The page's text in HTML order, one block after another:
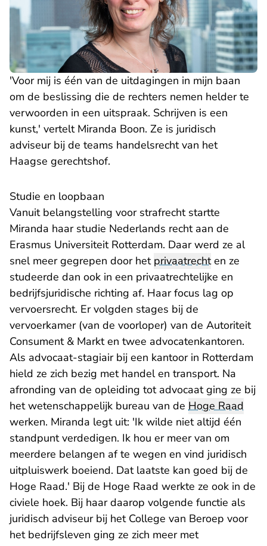
'Voor mij is één van de uitdagingen in mijn baan
om de beslissing die de rechters nemen helder te
verwoorden in een uitspraak. Schrijven is een
kunst,' vertelt Miranda Boon. Ze is juridisch
adviseur bij de teams handelsrecht van het
Haagse gerechtshof.
Studie en loopbaan
Vanuit belangstelling voor strafrecht startte
Miranda haar studie Nederlands recht aan de
Erasmus Universiteit Rotterdam. Daar werd ze al
snel meer gegrepen door het privaatrechten ze
studeerde dan ook in een privaatrechtelijke en
bedrijfsjuridische richting af. Haar focus lag op
vervoersrecht. Er volgden stages bij de
vervoerkamer (van de voorloper) van de Autoriteit
Consument & Markt en twee advocatenkantoren.
Als advocaat-stagiair bij een kantoor in Rotterdam
hield ze zich bezig met handel en transport. Na
afronding van de opleiding tot advocaat ging ze bij
het wetenschappelijk bureau van de Hoge Raad
werken. Miranda legt uit: 'Ik wilde niet altijd één
standpunt verdedigen. Ik hou er meer van om
meerdere belangen af te wegen en vind juridisch
uitpluiswerk boeiend. Dat laatste kan goed bij de
Hoge Raad.' Bij de Hoge Raad werkte ze ook in de
civiele hoek. Bij haar daarop volgende functie als
juridisch adviseur bij het College van Beroep voor
het bedrijfsleven ging ze zich meer met